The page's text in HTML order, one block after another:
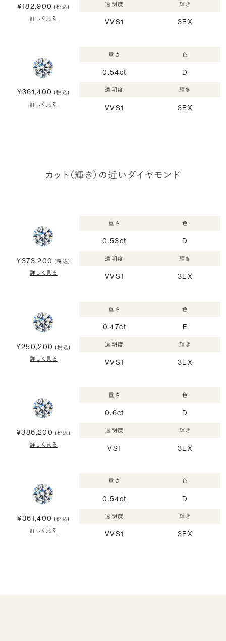
¥182,900 (税込)
詳しく見る
透明度
VVS1
輝き
3EX
¥361,400 (税込)
詳しく見る
重さ
0.54ct
色
D
透明度
VVS1
輝き
3EX
カット（輝き）の近いダイヤモンド
¥373,200 (税込)
詳しく見る
重さ
0.53ct
色
D
透明度
VVS1
輝き
3EX
¥250,200 (税込)
詳しく見る
重さ
0.47ct
色
E
透明度
VVS1
輝き
3EX
¥386,200 (税込)
詳しく見る
重さ
0.6ct
色
D
透明度
VS1
輝き
3EX
¥361,400 (税込)
詳しく見る
重さ
0.54ct
色
D
透明度
VVS1
輝き
3EX